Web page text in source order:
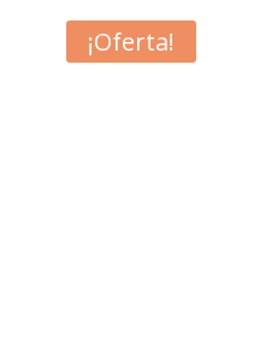
¡Oferta!